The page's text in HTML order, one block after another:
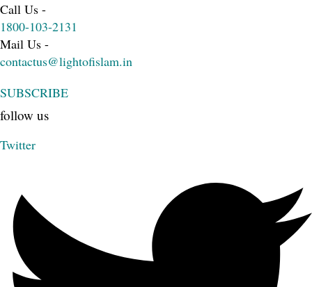
Call Us -
1800-103-2131
Mail Us -
contactus@lightofislam.in
SUBSCRIBE
follow us
Twitter